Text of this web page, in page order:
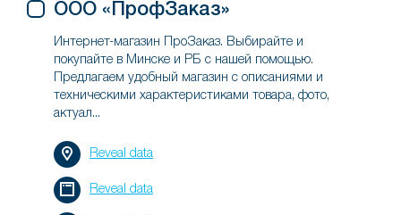
ООО «ПрофЗаказ»
Интернет-магазин ПроЗаказ. Выбирайте и
покупайте в Минске и РБ с нашей помощью.
Предлагаем удобный магазин с описаниями и
техническими характеристиками товара, фото,
актуал...
Reveal data
Reveal data